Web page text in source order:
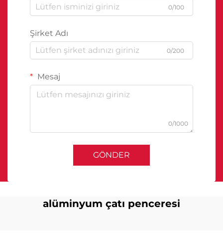
0/100
Şirket Adı
0/200
Mesaj
0/1000
GÖNDER
alüminyum çatı penceresi